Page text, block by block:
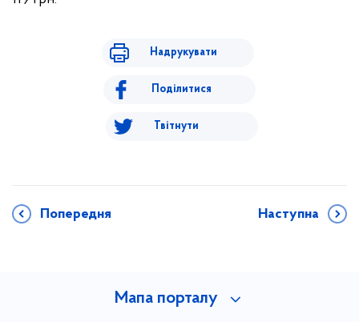
Надрукувати
Поділитися
Твітнути
Попередня Наступна
Мапа порталу